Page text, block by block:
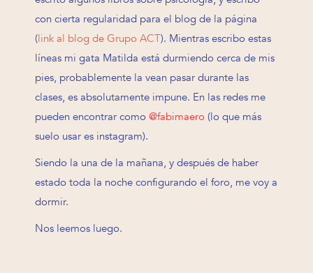
con cierta regularidad para el blog de la página
(link al blog de Grupo ACT). Mientras escribo estas
líneas mi gata Matilda está durmiendo cerca de mis
pies, probablemente la vean pasar durante las
clases, es absolutamente impune. En las redes me
pueden encontrar como @fabimaero (lo que más
suelo usar es instagram).
Siendo la una de la mañana, y después de haber
estado toda la noche configurando el foro, me voy a
dormir.
Nos leemos luego.